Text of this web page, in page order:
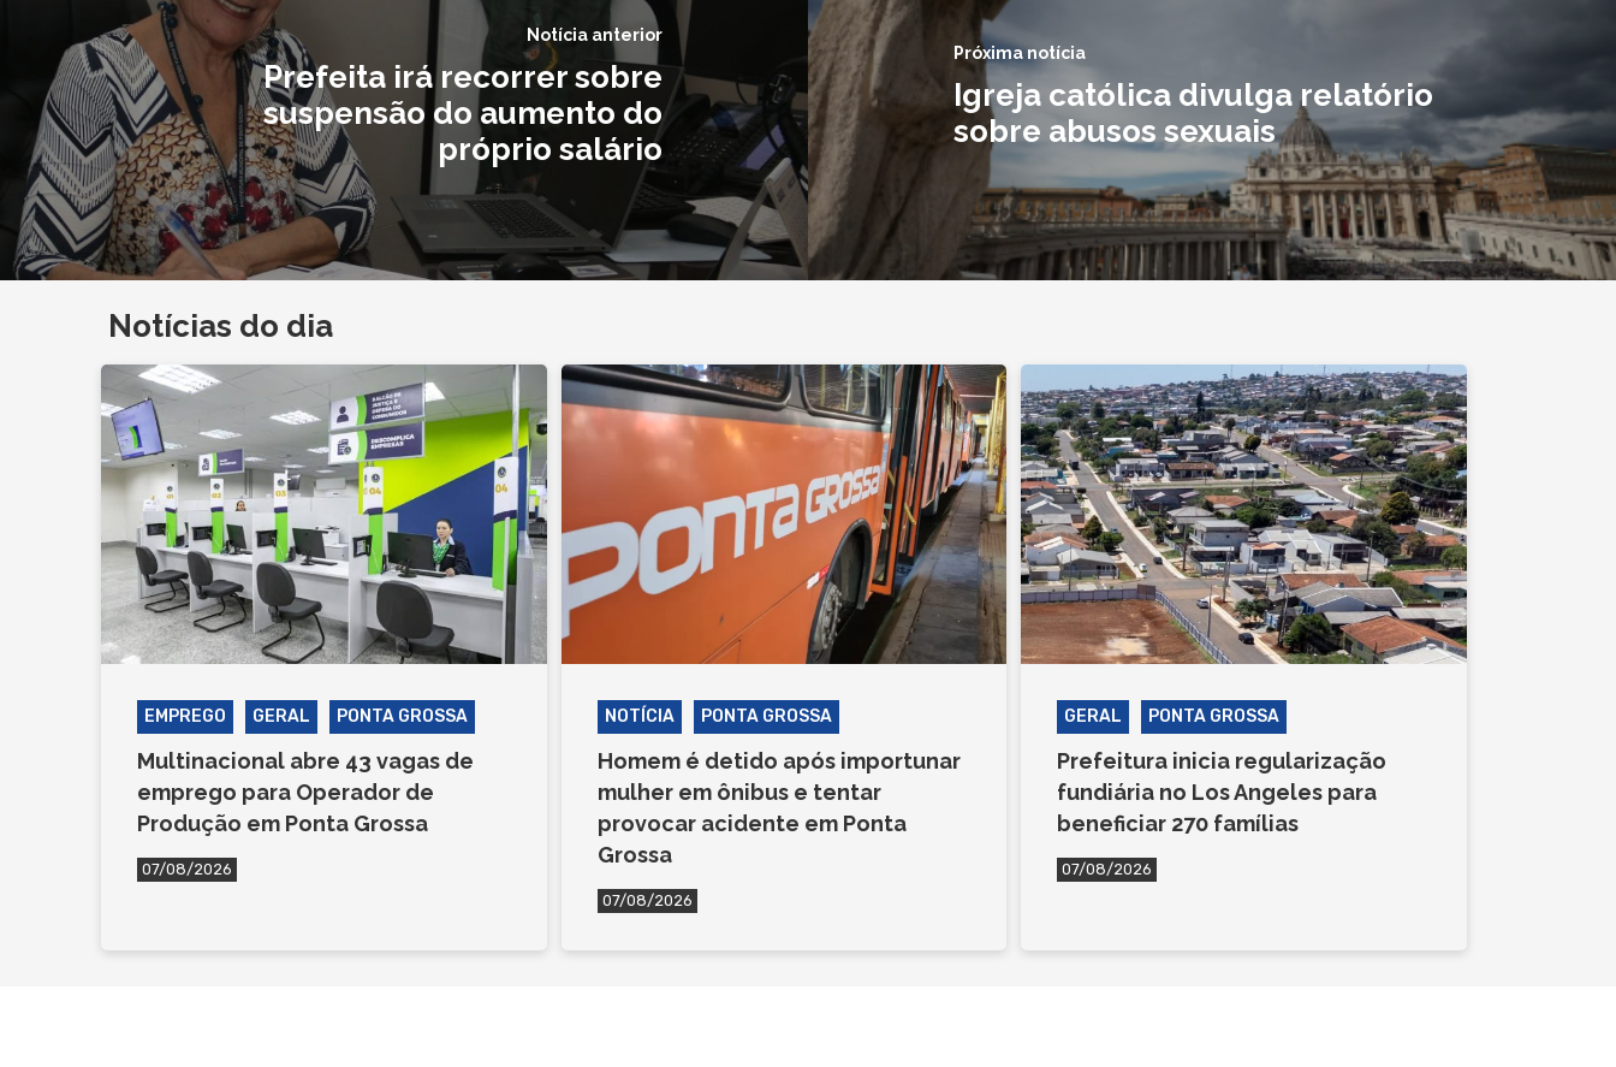
Notícia anterior
Prefeita irá recorrer sobre
suspensão do aumento do
próprio salário
Próxima notícia
Igreja católica divulga relatório
sobre abusos sexuais
Notícias do dia
EMPREGO GERAL PONTA GROSSA
Multinacional abre 43 vagas de
emprego para Operador de
Produção em Ponta Grossa
07/08/2026
NOTÍCIA PONTA GROSSA
Homem é detido após importunar
mulher em ônibus e tentar
provocar acidente em Ponta
Grossa
07/08/2026
GERAL PONTA GROSSA
Prefeitura inicia regularização
fundiária no Los Angeles para
beneficiar 270 famílias
07/08/2026